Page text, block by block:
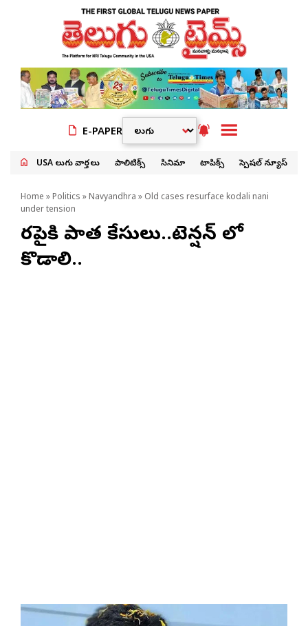
E-PAPER
USA తెలుగు వార్తలు పాలిటిక్స్ సినిమా టాపిక్స్ స్పెషల్ న్యూస్
Home » Politics » Navyandhra » Old cases resurface kodali nani
under tension
తెరపైకి పాత కేసులు..టెన్షన్ లో
కొడాలి..